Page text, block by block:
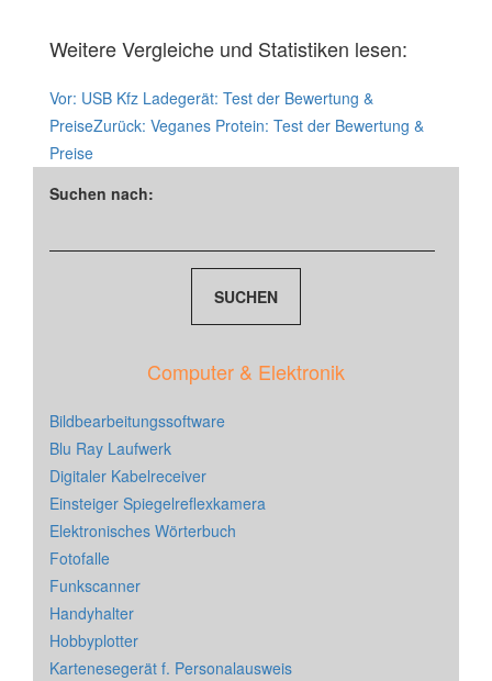
Weitere Vergleiche und Statistiken lesen:
Vor: USB Kfz Ladegerät: Test der Bewertung &
PreiseZurück: Veganes Protein: Test der Bewertung &
Preise
Suchen nach:
Computer & Elektronik
Bildbearbeitungssoftware
Blu Ray Laufwerk
Digitaler Kabelreceiver
Einsteiger Spiegelreflexkamera
Elektronisches Wörterbuch
Fotofalle
Funkscanner
Handyhalter
Hobbyplotter
Kartenesegerät f. Personalausweis